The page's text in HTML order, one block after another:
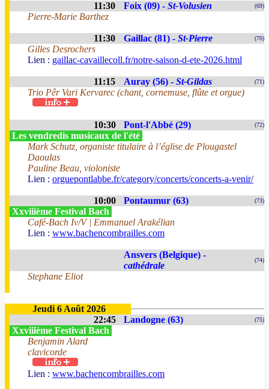
11:30 Foix (09) - St-Volusien (69)
Pierre-Marie Barthez
11:30 Gaillac (81) - St-Pierre (70)
Gilles Desrochers
Lien : gaillac-cavaillecoll.fr/notre-saison-d-ete-2026.html
11:15 Auray (56) - St-Gildas (71)
Trio Pêr Vari Kervarec (chant, cornemuse, flûte et orgue)
10:30 Pont-l'Abbé (29) (72)
Les vendredis musicaux de l'été
Mark Schutz, organiste titulaire à l’église de Plougastel
Daoulas
Pauline Beau, violoniste
Lien : orguepontlabbe.fr/category/concerts/concerts-a-venir/
10:00 Pontaumur (63) (73)
Xxviiième Festival Bach
Café-Bach Iv/V | Emmanuel Arakélian
Lien : www.bachencombrailles.com
Ansvers (Belgique) -
cathédrale
(74)
Stephane Eliot
Jeudi 6 Août 2026
22:45
Landogne (63) (75)
Xxviiième Festival Bach
Benjamin Alard
clavicorde
Lien : www.bachencombrailles.com